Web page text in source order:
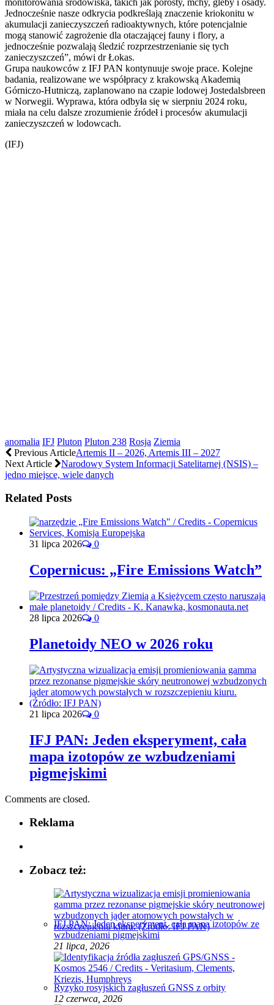
Jednocześnie nasze odkrycia podkreślają znaczenie kriokonitu w
akumulacji zanieczyszczeń radioaktywnych, które potencjalnie
mogą stanowić zagrożenie dla otaczającej fauny i flory, a
jednocześnie pozwalają śledzić rozprzestrzenianie się tych
zanieczyszczeń”, mówi dr Łokas.
Grupa naukowców z IFJ PAN kontynuuje swoje prace. Kolejne
badania, realizowane we współpracy z krakowską Akademią
Górniczo-Hutniczą, zaplanowano na czapie lodowej Jostedalsbreen
w Norwegii. Wyprawa, która odbyła się w sierpniu 2024 roku,
miała na celu dalsze zrozumienie źródeł i procesów akumulacji
zanieczyszczeń w lodowcach.
(IFJ)
anomalia IFJ Pluton Pluton 238 Rosja Ziemia
Previous ArticleArtemis II – 2026, Artemis III – 2027
Next Article
Narodowy System Informacji Satelitarnej (NSIS) –
jedno miejsce, wiele danych
Related Posts
31 lipca 2026 0
Copernicus: „Fire Emissions Watch”
28 lipca 2026 0
Planetoidy NEO w 2026 roku
21 lipca 2026 0
IFJ PAN: Jeden eksperyment, cała
mapa izotopów ze wzbudzeniami
pigmejskimi
Comments are closed.
Reklama
Zobacz też:
IFJ PAN: Jeden eksperyment, cała mapa izotopów ze
wzbudzeniami pigmejskimi
21 lipca, 2026
Ryzyko rosyjskich zagłuszeń GNSS z orbity
12 czerwca, 2026